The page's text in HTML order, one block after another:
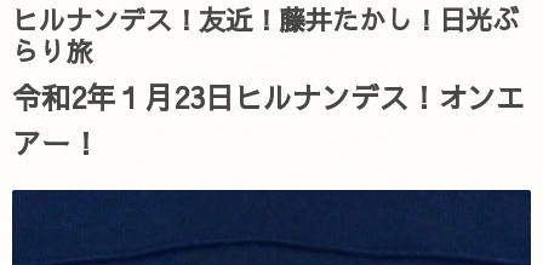
ヒルナンデス！友近！藤井たかし！日光ぶ
らり旅
令和2年１月23日ヒルナンデス！オンエ
アー！